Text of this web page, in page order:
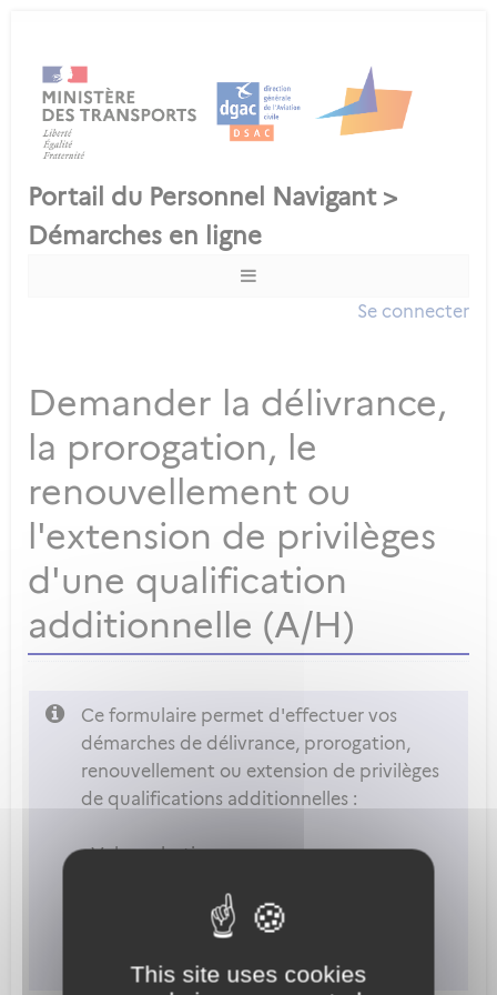
This site uses cookies
Se connecter
Demander la délivrance,
la prorogation, le
renouvellement ou
l'extension de privilèges
d'une qualification
additionnelle (A/H)
Ce formulaire permet d'effectuer vos
démarches de délivrance, prorogation,
renouvellement ou extension de privilèges
de qualifications additionnelles :
- Vol acrobatique.
- Vol en montagne.
- Essais en vol.